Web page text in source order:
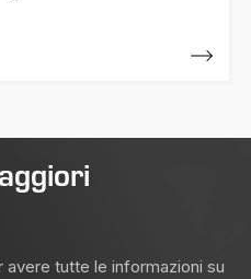
tutte le informazioni su